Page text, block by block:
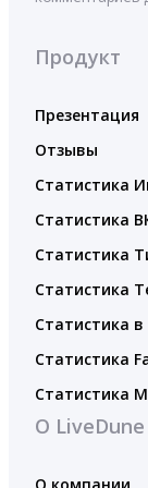
Продукт
Презентация
Отзывы
Статистика
Статистика
Статистика
Статистика
Статистика
Статистика
Статистика
О LiveDune